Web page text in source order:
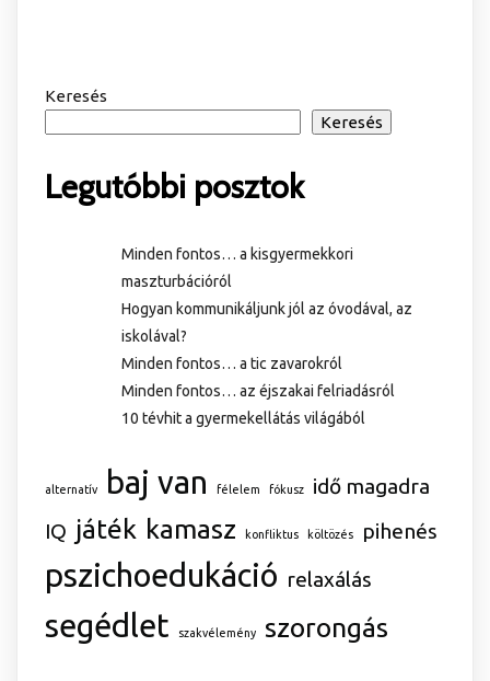
Keresés
Keresés
Legutóbbi posztok
Minden fontos… a kisgyermekkori
maszturbációról
Hogyan kommunikáljunk jól az óvodával, az
iskolával?
Minden fontos… a tic zavarokról
Minden fontos… az éjszakai felriadásról
10 tévhit a gyermekellátás világából
alternatív baj van félelem fókusz
idő magadra
IQ játék kamasz konfliktus költözés pihenés
pszichoedukáció relaxálás
segédlet szakvélemény szorongás